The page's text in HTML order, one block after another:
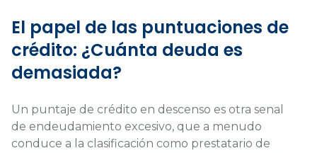
El papel de las puntuaciones de
crédito: ¿Cuánta deuda es
demasiada?
Un puntaje de crédito en descenso es otra senal
de endeudamiento excesivo, que a menudo
conduce a la clasificación como prestatario de